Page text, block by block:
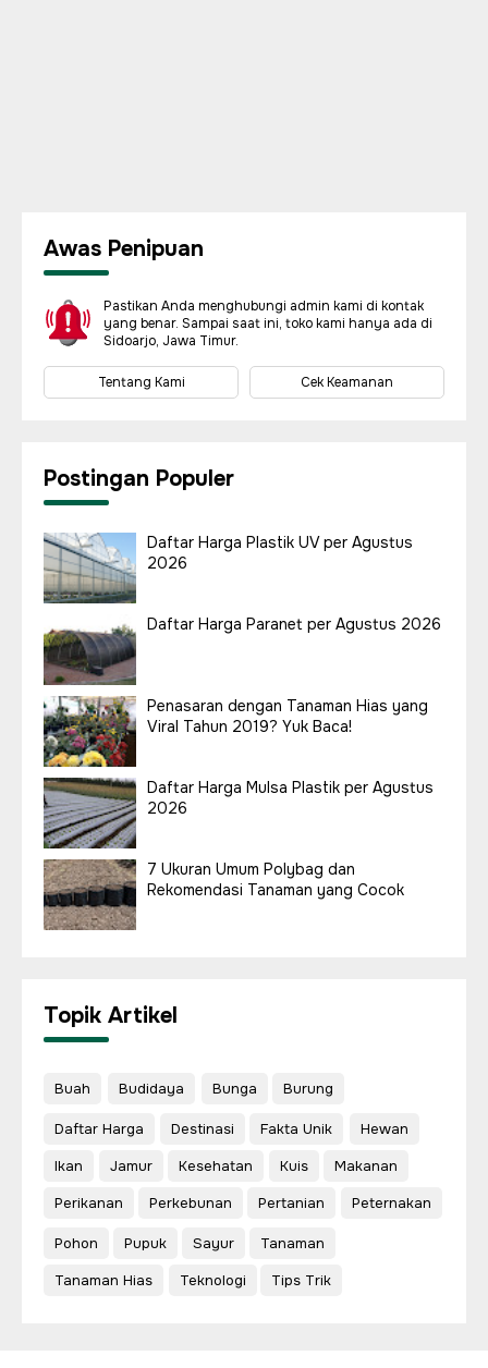
Awas Penipuan
Pastikan Anda menghubungi admin kami di kontak
yang benar. Sampai saat ini, toko kami hanya ada di
Sidoarjo, Jawa Timur.
Tentang Kami Cek Keamanan
Postingan Populer
Daftar Harga Plastik UV per Agustus
2026
Daftar Harga Paranet per Agustus 2026
Penasaran dengan Tanaman Hias yang
Viral Tahun 2019? Yuk Baca!
Daftar Harga Mulsa Plastik per Agustus
2026
7 Ukuran Umum Polybag dan
Rekomendasi Tanaman yang Cocok
Topik Artikel
Buah Budidaya Bunga Burung
Daftar Harga Destinasi Fakta Unik
Hewan
Ikan
Jamur Kesehatan Kuis
Makanan
Perikanan
Perkebunan Pertanian Peternakan
Pohon Pupuk Sayur
Tanaman
Tanaman Hias
Teknologi Tips Trik